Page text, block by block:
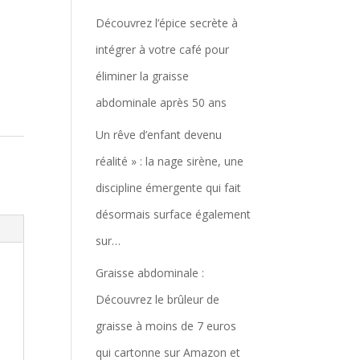
Découvrez l’épice secrète à
intégrer à votre café pour
éliminer la graisse
abdominale après 50 ans
Un rêve d’enfant devenu
réalité » : la nage sirène, une
discipline émergente qui fait
désormais surface également
sur…
Graisse abdominale :
Découvrez le brûleur de
graisse à moins de 7 euros
qui cartonne sur Amazon et